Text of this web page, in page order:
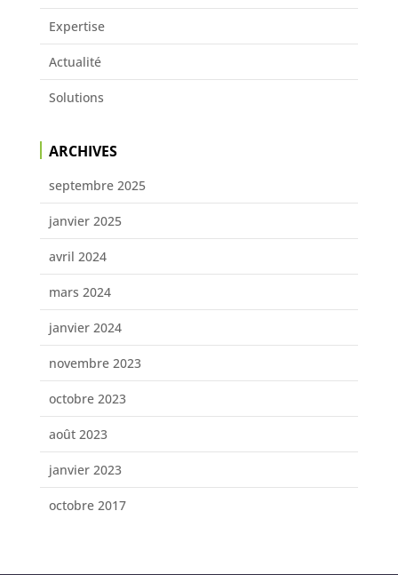
Expertise
Actualité
Solutions
ARCHIVES
septembre 2025
janvier 2025
avril 2024
mars 2024
janvier 2024
novembre 2023
octobre 2023
août 2023
janvier 2023
octobre 2017